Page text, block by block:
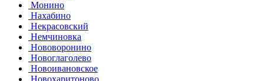
Монино
Нахабино
Некрасовский
Немчиновка
Нововоронино
Новоглаголево
Новоивановское
Новохаритоново